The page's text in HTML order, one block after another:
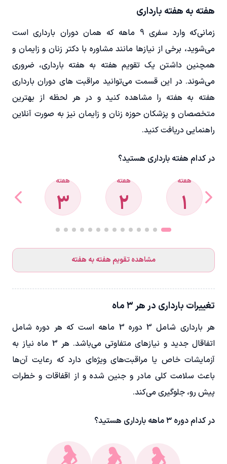
هفته به هفته بارداری
زمانی‌که وارد سفری 9 ماهه که همان دوران بارداری است
می‌شوید، برخی از نیازها مانند مشاوره با دکتر زنان و زایمان و
همچنین داشتن یک تقویم هفته به هفته بارداری، ضروری
می‌شوند. در این قسمت می‌توانید مراقبت های دوران بارداری
هفته به هفته را مشاهده کنید و در هر لحظه از بهترین
متخصصان و پزشکان حوزه زنان و زایمان نیز به صورت آنلاین
راهنمایی دریافت کنید.
در کدام هفته بارداری هستید؟
هفته
1
هفته
2
هفته
3
مشاهده تقویم هفته به هفته
تغییرات بارداری در هر ۳ ماه
هر بارداری شامل 3 دوره 3 ماهه است که هر دوره شامل
اتفاقال جدید و نیازهای متفاوتی می‌باشد. هر 3 ماه نیاز به
آزمایشات خاص یا مراقبت‌های ویژه‌ای دارد که رعایت آن‌ها
باعث سلامت کلی مادر و جنین شده و از اقفاقات و خطرات
پیش رو، جلوگیری می‌کند.
در کدام دوره ۳ ماهه بارداری هستید؟